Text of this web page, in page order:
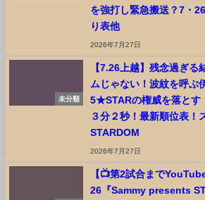
を強打し緊急搬送？7・
り表他
2026年7月27日
未分類
【7.26上越】残念過ぎる
ムじゃない！波紋を呼ぶ
5★STARの権威を落とす
３分２秒！最新順位表！
STARDOM
2026年7月27日
【📺第2試合まで
26『Sammy presents